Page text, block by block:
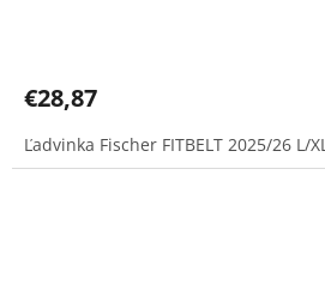
€28,87
Ľadvinka Fischer FITBELT 2025/26 L/XL